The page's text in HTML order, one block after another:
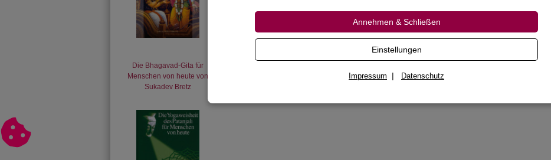
Die Bhagavad-Gita für
Menschen von heute von
Sukadev Bretz
Annehmen & Schließen
Einstellungen
Impressum | Datenschutz